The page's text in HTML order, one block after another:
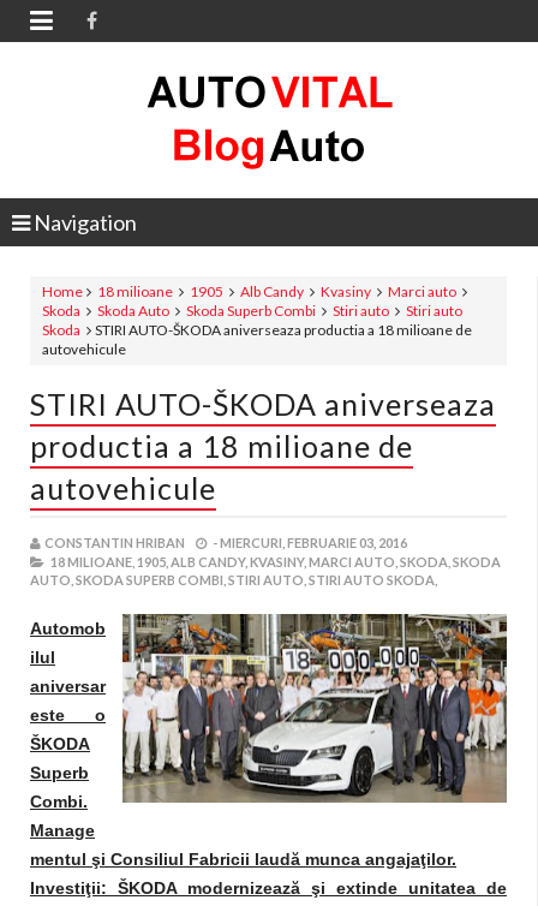

Navigation
Home 18 milioane 1905 Alb Candy Kvasiny
Marci auto
Skoda
Skoda Auto Skoda Superb Combi Stiri auto
Stiri auto
Skoda
STIRI AUTO-ŠKODA aniverseaza productia a 18 milioane de
autovehicule
STIRI AUTO-ŠKODA aniverseaza
productia a 18 milioane de
autovehicule
CONSTANTIN HRIBAN -MIERCURI, FEBRUARIE 03, 2016
18 MILIOANE, 1905, ALB CANDY, KVASINY, MARCI AUTO, SKODA, SKODA
AUTO, SKODA SUPERB COMBI, STIRI AUTO, STIRI AUTO SKODA,
Automob
ilul
aniversar
este o
ŠKODA
Superb
Combi.
Manage
mentul şi Consiliul Fabricii laudă munca angajaţilor.
Investiţii: ŠKODA modernizează şi extinde unitatea de